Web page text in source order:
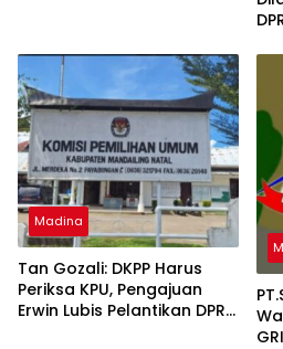
Madina
Tan Gozali: DKPP Harus
Periksa KPU, Pengajuan
Erwin Lubis Pelantikan DPRD